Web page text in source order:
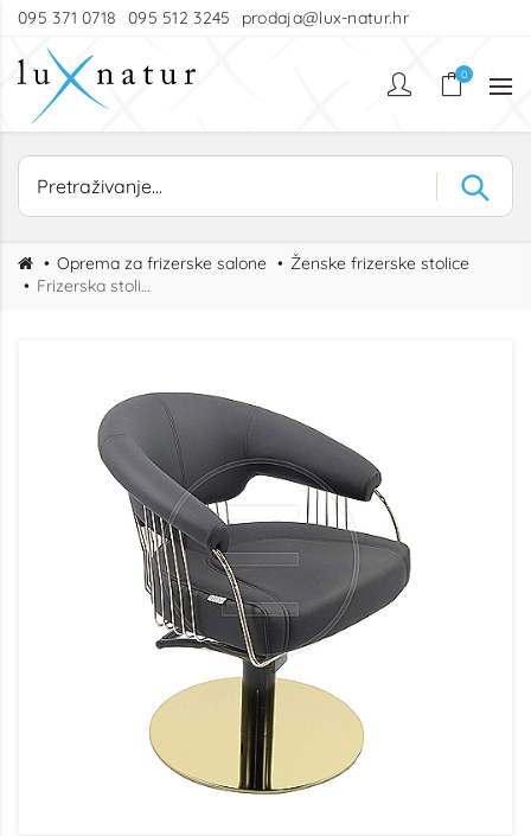
095 371 0718 095 512 3245 prodaja@lux-natur.hr
0
Oprema za frizerske salone
Ženske frizerske stolice
Frizerska stolica Elite Gold SL